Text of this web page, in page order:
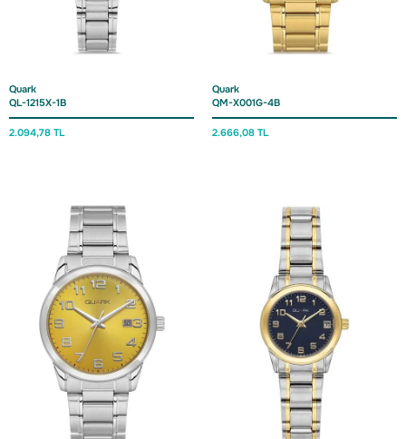
Quark
QL-1215X-1B
2.094,78 TL
Quark
QM-X001G-4B
2.666,08 TL